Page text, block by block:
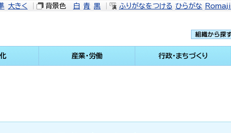
大きく 背景色 白 青 黒 ふりがなをつける ひらがな Romaji
産業・労働 行政・まちづくり